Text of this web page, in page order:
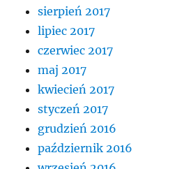
sierpień 2017
lipiec 2017
czerwiec 2017
maj 2017
kwiecień 2017
styczeń 2017
grudzień 2016
październik 2016